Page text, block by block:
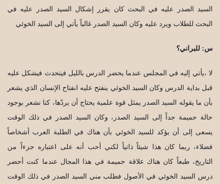
السيد الصدر عليه في البحث كان يقرر إشكال السيد الصدر عليه في
البحث للطلاب ويرد عليه وكان السيد الصدر غالباً يأتي إلى السيد الخوئي
س: للبراني؟
لا ،يأتي إليه في المجلس عندما يحضر الدرس بالليل فيتحدث فيشكل عليه
قبل بداية الدرس وكان السيد الخوئي ينفتح عليه انفتاح الإنسان الذي يشعر
بأن ما يقوله السيد الصدر يمثل قوة علمية يحتاج أن يردّها، كنا نشعر بوجود
حالة حميمة جداً إلى السيد الصدر، وكان السيد الصدر في ذلك الوقت
يسعى إلى أن يؤكد للسيد الخوئي بأن هناك في الطلبة العرب أشخاصاً
فضلاء، ربما كان هذا شيئاً ذاتياً لكني أحب أنه على اعتباره جزءاً من
التاريخ، طبعاً كان هناك علاقة حميمة في هذا المجال عندما كنت أحضر
درس السيد الخوئي في الأصول فطلب مني السيد الصدر في ذلك الوقت